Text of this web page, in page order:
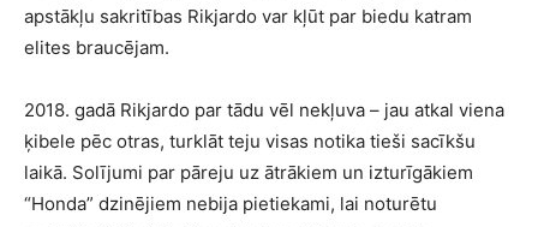
apstākļu sakritības Rikjardo var kļūt par biedu katram
elites braucējam.
2018. gadā Rikjardo par tādu vēl nekļuva – jau atkal viena
ķibele pēc otras, turklāt teju visas notika tieši sacīkšu
laikā. Solījumi par pāreju uz ātrākiem un izturīgākiem
“Honda” dzinējiem nebija pietiekami, lai noturētu